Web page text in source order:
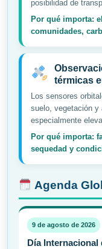
posibilidad de
Por qué importa:
comunidades,
térmicas
Los sensores
suelo, vegetación y
especialmente
Por qué importa:
sequedad y
Agenda
9 de agosto de 2026
Día Internacional